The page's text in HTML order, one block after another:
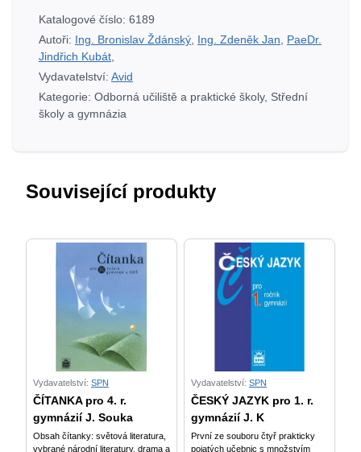
I
množství
Katalogové číslo: 6189
Autoři: Ing. Bronislav Ždánský Ing. Zdeněk Jan
PaeDr.
Jindřich Kubát
Vydavatelství: Avid
Kategorie: Odborná učiliště a praktické školy, Střední
školy a gymnázia
Související produkty
Vydavatelství: SPN
ČÍTANKA pro 4. r.
gymnázií J. Souka
Obsah čítanky: světová literatura,
vybrané národní literatury, drama a
Vydavatelství: SPN
ČESKÝ JAZYK pro 1. r.
gymnázií J. K
První ze souboru čtyř prakticky
pojatých učebnic s množstvím